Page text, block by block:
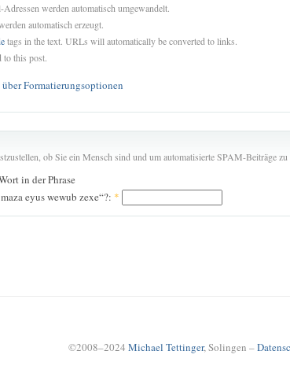
werden automatisch umgewandelt.
automatisch erzeugt.
tags in the text. URLs will automatically be converted to links.
to this post.
Formatierungsoptionen
ob Sie ein Mensch sind und um automatisierte SPAM-Beiträge
in der Phrase
eyus wewub zexe“?: *
©2008–2024 Michael Tettinger, Solingen –